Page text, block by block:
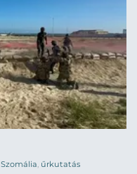
Szomália űrkutatás